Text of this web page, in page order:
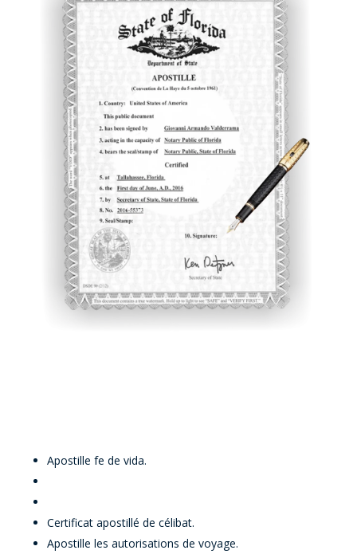
Apostille fe de vida.
Certificat apostillé de célibat.
Apostille les autorisations de voyage.